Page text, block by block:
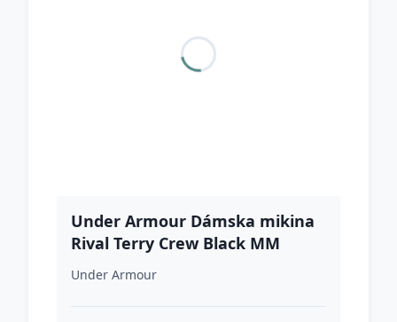
Under Armour Dámska mikina
Rival Terry Crew Black MM
Under Armour